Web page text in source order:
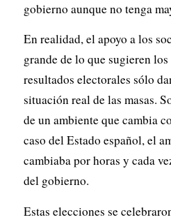
gobierno aunque no tenga
En realidad, el apoyo a los
grande de lo que sugieren
resultados electorales sólo
situación real de las masas.
de un ambiente que cambia
caso del Estado español, el
cambiaba por horas y cada
del gobierno.
Estas elecciones se